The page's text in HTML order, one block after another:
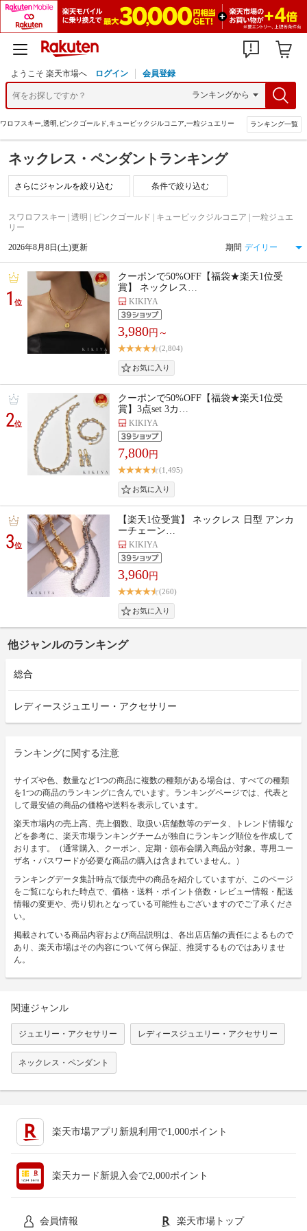
ようこそ 楽天市場へ ログイン 会員登録
ロフスキー,透明,ピンクゴールド,キュービックジルコニア,一粒ジュエリー ランキング一覧
ネックレス・ペンダントランキング
条件で絞り込む
スワロフスキー | 透明 | ピンクゴールド | キュービックジルコニア | 一粒ジュエ
リー
2026年8月8日(土)更新 期間
1位
クーポンで50%OFF【福袋★楽天1位受
賞】 ネックレス…
KIKIYA
3,980円～
(2,804)
2位
クーポンで50%OFF【福袋★楽天1位受
賞】3点set 3カ…
KIKIYA
7,800円
(1,495)
3位
【楽天1位受賞】 ネックレス 日型 アンカ
ーチェーン…
KIKIYA
3,960円
(260)
他ジャンルのランキング
総合
レディースジュエリー・アクセサリー
ランキングに関する注意
サイズや色、数量など1つの商品に複数の種類がある場合は、すべての種類
を1つの商品のランキングに含んでいます。ランキングページでは、代表と
して最安値の商品の価格や送料を表示しています。
楽天市場内の売上高、売上個数、取扱い店舗数等のデータ、トレンド情報な
どを参考に、楽天市場ランキングチームが独自にランキング順位を作成して
おります。（通常購入、クーポン、定期・頒布会購入商品が対象。専用ユー
ザ名・パスワードが必要な商品の購入は含まれていません。）
ランキングデータ集計時点で販売中の商品を紹介していますが、このページ
をご覧になられた時点で、価格・送料・ポイント倍数・レビュー情報・配送
情報の変更や、売り切れとなっている可能性もございますのでご了承くださ
い。
掲載されている商品内容および商品説明は、各出店店舗の責任によるもので
あり、楽天市場はその内容について何ら保証、推奨するものではありませ
ん。
関連ジャンル
ジュエリー・アクセサリー レディースジュエリー・アクセサリー
ネックレス・ペンダント
楽天市場アプリ新規利用で1,000ポイント
楽天カード新規入会で2,000ポイント
会員情報 楽天市場トップ